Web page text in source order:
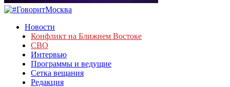
Новости
Конфликт на Ближнем Востоке
СВО
Интервью
Программы и ведущие
Сетка вещания
Редакция